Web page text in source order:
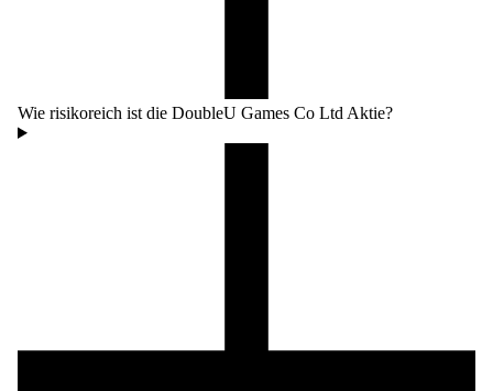
Wie risikoreich ist die DoubleU Games Co Ltd Aktie?